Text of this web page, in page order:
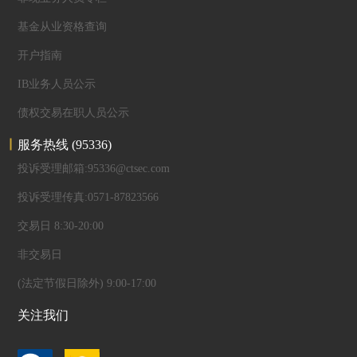
基金从业资格查询
开户指南
IB业务人员公示
债权交易在职人员公示
服务热线(95336)
投诉受理邮箱:95336@ctsec.com
投诉受理传真:0571-87823566
交易日 8:30-20:00
非交易日
(法定节假日除外) 9:00-17:00
关注我们